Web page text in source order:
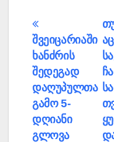
პოსტის
შვეიცარიაში
ხანძრის
შედეგად
დაღუპულთა
გამო 5-
დღიანი
გლოვა